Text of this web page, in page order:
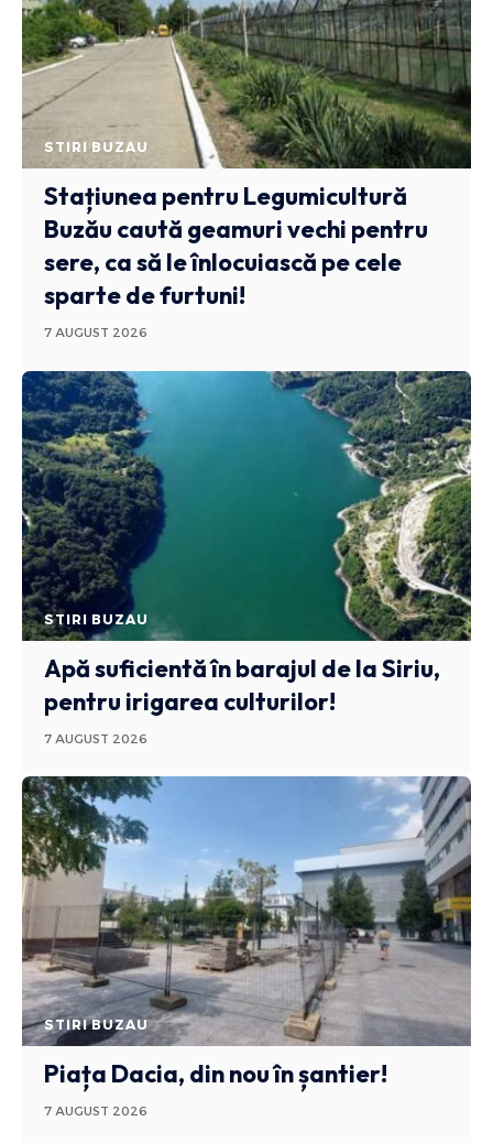
STIRI BUZAU
Stațiunea pentru Legumicultură
Buzău caută geamuri vechi pentru
sere, ca să le înlocuiască pe cele
sparte de furtuni!
7 AUGUST 2026
STIRI BUZAU
Apă suficientă în barajul de la Siriu,
pentru irigarea culturilor!
7 AUGUST 2026
STIRI BUZAU
Piața Dacia, din nou în șantier!
7 AUGUST 2026